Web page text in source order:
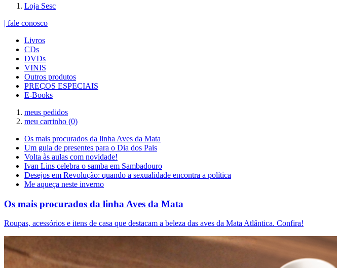
Loja Sesc
| fale conosco
Livros
CDs
DVDs
VINIS
Outros produtos
PREÇOS ESPECIAIS
E-Books
meus pedidos
meu carrinho (0)
Os mais procurados da linha Aves da Mata
Um guia de presentes para o Dia dos Pais
Volta às aulas com novidade!
Ivan Lins celebra o samba em Sambadouro
Desejos em Revolução: quando a sexualidade encontra a política
Me aqueça neste inverno
Os mais procurados da linha Aves da Mata
Roupas, acessórios e itens de casa que destacam a beleza das aves da Mata Atlântica. Confira!